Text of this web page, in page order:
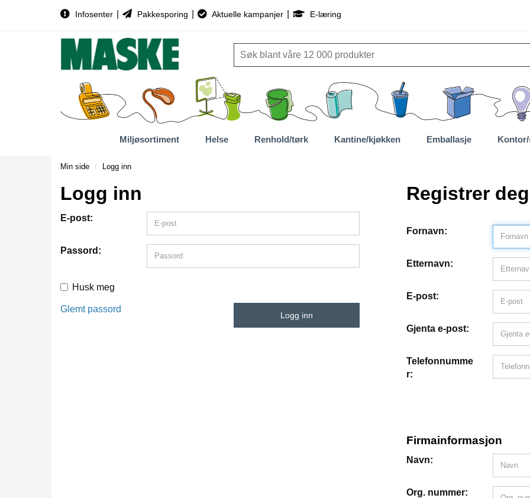
Infosenter Pakkesporing Aktuelle kampanjer E-læring
Miljøsortiment Helse Renhold/tørk Kantine/kjøkken Emballasje
Min side Logg inn
Logg inn
E-post:
Passord:
Husk meg
Glemt passord
Logg inn
Registrer deg
Fornavn:
Etternavn:
E-post:
Gjenta e-post:
Telefonnumme
r:
Firmainformasjon
Navn:
Org. nummer: